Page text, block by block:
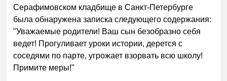
Серафимовском кладбище в Санкт-Петербурге
была обнаружена записка следующего содержания:
"Уважаемые родители! Ваш сын безобразно себя
ведет! Прогуливает уроки истории, дерется с
соседями по парте, угрожает взорвать всю школу!
Примите меры!"